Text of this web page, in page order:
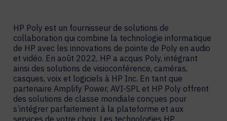
HP Poly est un fournisseur de solutions de
collaboration qui combine la technologie informatique
de HP avec les innovations de pointe de Poly en audio
et vidéo. En août 2022, HP a acquis Poly, intégrant
ainsi des solutions de visioconférence, caméras,
casques, voix et logiciels à HP Inc. En tant que
partenaire Amplify Power, AVI-SPL et HP Poly offrent
des solutions de classe mondiale conçues pour
s’intégrer parfaitement à la plateforme et aux
services de votre choix. Les technologies HP